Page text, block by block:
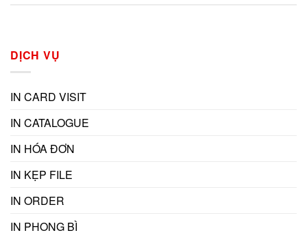
DỊCH VỤ
IN CARD VISIT
IN CATALOGUE
IN HÓA ĐƠN
IN KẸP FILE
IN ORDER
IN PHONG BÌ